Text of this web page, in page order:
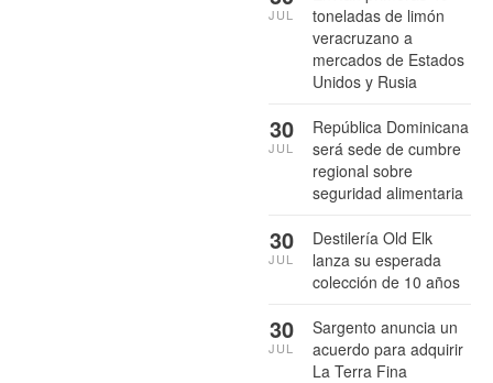
toneladas de limón
veracruzano a
mercados de Estados
Unidos y Rusia
JUL
República Dominicana
será sede de cumbre
regional sobre
seguridad alimentaria
30
JUL
Destilería Old Elk
lanza su esperada
colección de 10 años
30
JUL
Sargento anuncia un
acuerdo para adquirir
La Terra Fina
30
JUL